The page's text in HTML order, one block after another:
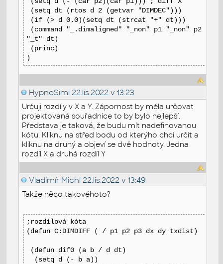
(setq dt (rtos d 2 (getvar "DIMDEC")))
(if (> d 0.0)(setq dt (strcat "+" dt)))
(command "_.dimaligned" "_non" p1 "_non" p2
"_t" dt)
(princ)
)
HypnoSimi 22.lis.2022 v 13:23
Určuji rozdíly v X a Y. Zápornost by měla určovat
projektovaná souřadnice to by bylo nejlepší.
Představa je taková, že budu mít nadefinovanou
kótu. Kliknu na střed bodu od kterýho chci určit a
kliknu na druhý a objeví se dvě hodnoty. Jedna
rozdíl X a druhá rozdíl Y
Vladimír Michl 22.lis.2022 v 13:49
Takže něco takovéhoto?
;rozdílová kóta
(defun C:DIMDIFF ( / p1 p2 p3 dx dy txdist)
(defun dif0 (a b / d dt)
(setq d (- b a))